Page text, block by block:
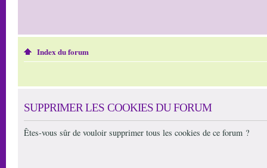
Index du forum
SUPPRIMER LES COOKIES DU FORUM
Êtes-vous sûr de vouloir supprimer tous les cookies de ce forum ?